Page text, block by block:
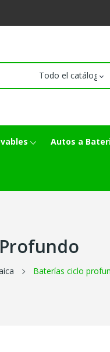
Autos a
Baterías ciclo